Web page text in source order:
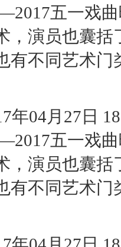
五一戏
，演员也囊
有不同艺术
月27日
五一戏
，演员也囊
有不同艺术